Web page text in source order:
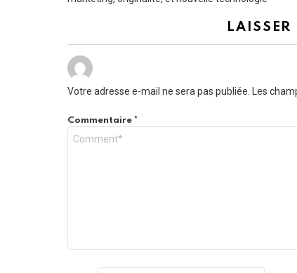
Votre adresse e-mail ne sera pas publiée. Les
Commentaire *